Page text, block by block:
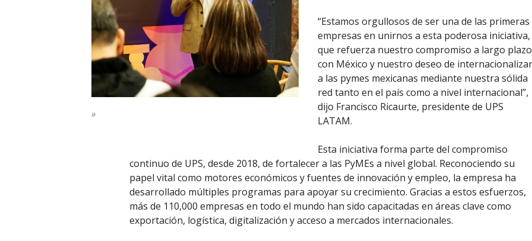
»
“Estamos orgullosos de ser una de las primeras
empresas en unirnos a esta poderosa iniciativa,
que refuerza nuestro compromiso a largo plazo
con México y nuestro deseo de internacionalizar
a las pymes mexicanas mediante nuestra sólida
red tanto en el país como a nivel internacional”,
dijo Francisco Ricaurte, presidente de UPS
LATAM.
Esta iniciativa forma parte del compromiso
continuo de UPS, desde 2018, de fortalecer a las PyMEs a nivel global. Reconociendo su
papel vital como motores económicos y fuentes de innovación y empleo, la empresa ha
desarrollado múltiples programas para apoyar su crecimiento. Gracias a estos esfuerzos,
más de 110,000 empresas en todo el mundo han sido capacitadas en áreas clave como
exportación, logística, digitalización y acceso a mercados internacionales.